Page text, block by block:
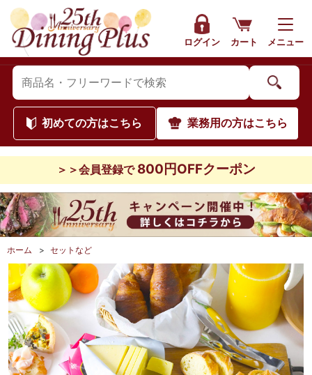
ログイン カート メニュー
初めての方はこちら 業務用の方はこちら
＞＞会員登録で 800円OFFクーポン
ホーム > セットなど